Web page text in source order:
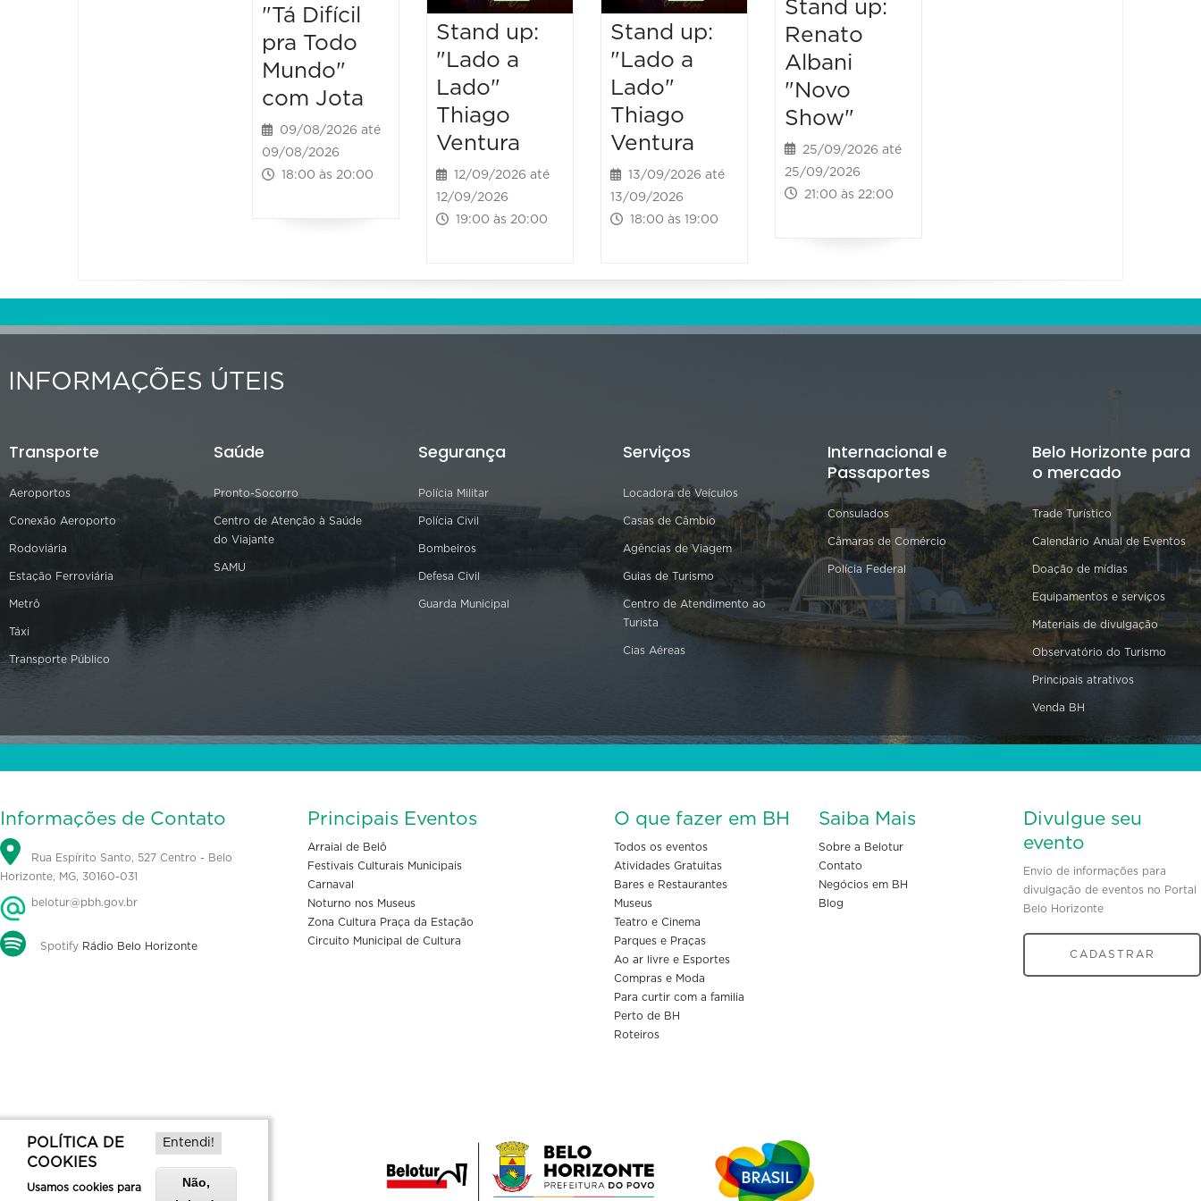
"Tá Difícil
pra Todo
Mundo"
com Jota
09/08/2026 até
09/08/2026
18:00 às 20:00
Stand up:
"Lado a
Lado"
Thiago
Ventura
12/09/2026 até
12/09/2026
19:00 às 20:00
Stand up:
"Lado a
Lado"
Thiago
Ventura
13/09/2026 até
13/09/2026
18:00 às 19:00
Stand up:
Renato
Albani
"Novo
Show"
25/09/2026 até
25/09/2026
21:00 às 22:00
INFORMAÇÕES ÚTEIS
Transporte
Aeroportos
Conexão Aeroporto
Rodoviária
Estação Ferroviária
Metrô
Táxi
Transporte Público
Saúde
Pronto-Socorro
Centro de Atenção à Saúde
do Viajante
SAMU
Segurança
Polícia Militar
Polícia Civil
Bombeiros
Defesa Civil
Guarda Municipal
Serviços
Locadora de Veículos
Casas de Câmbio
Agências de Viagem
Guias de Turismo
Centro de Atendimento ao
Turista
Cias Aéreas
Internacional e
Passaportes
Consulados
Câmaras de Comércio
Polícia Federal
Belo Horizonte para
o mercado
Trade Turístico
Calendário Anual de Eventos
Doação de mídias
Equipamentos e serviços
Materiais de divulgação
Observatório do Turismo
Principais atrativos
Venda BH
Informações de Contato
Rua Espírito Santo, 527 Centro - Belo
Horizonte, MG, 30160-031
belotur@pbh.gov.br
Spotify Rádio Belo Horizonte
Principais Eventos
Arraial de Belô
Festivais Culturais Municipais
Carnaval
Noturno nos Museus
Zona Cultura Praça da Estação
Circuito Municipal de Cultura
O que fazer em BH
Todos os eventos
Atividades Gratuitas
Bares e Restaurantes
Museus
Teatro e Cinema
Parques e Praças
Ao ar livre e Esportes
Compras e Moda
Para curtir com a familia
Perto de BH
Roteiros
Saiba Mais
Sobre a Belotur
Contato
Negócios em BH
Blog
Divulgue seu
evento
Envio de informações para
divulgação de eventos no Portal
Belo Horizonte
CADASTRAR
POLÍTICA DE
COOKIES
Usamos cookies para
Entendi!
Não,